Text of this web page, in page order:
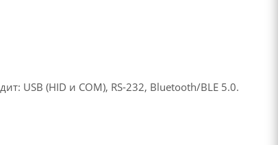
USB (HID и COM), RS-232, Bluetooth/BLE 5.0.